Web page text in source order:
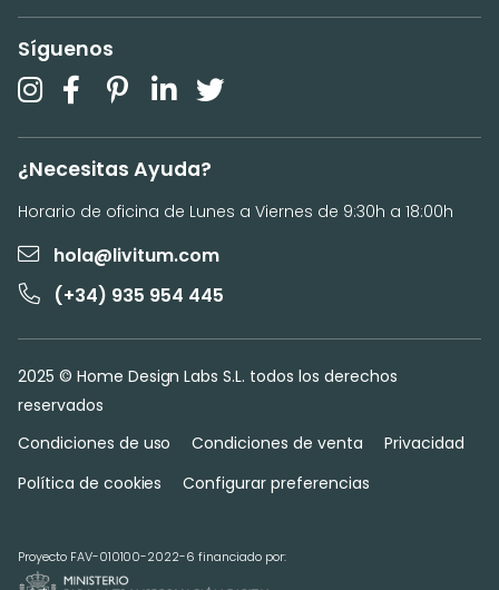
Síguenos
¿Necesitas Ayuda?
Horario de oficina de Lunes a Viernes de 9:30h a 18:00h
hola@livitum.com
(+34) 935 954 445
2025 © Home Design Labs S.L. todos los derechos
reservados
Condiciones de uso
Condiciones de venta
Privacidad
Política de cookies
Configurar preferencias
Proyecto FAV-010100-2022-6 financiado por: